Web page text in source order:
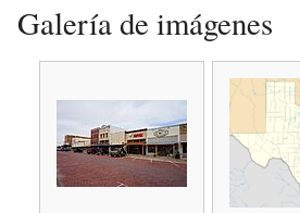
Galería de imágenes